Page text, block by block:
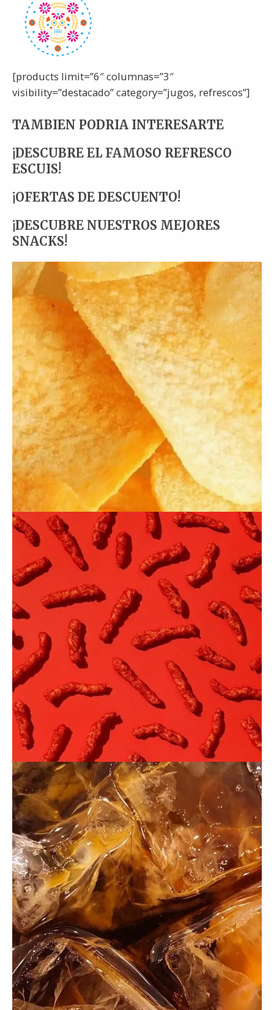
[products limit=”6″ columnas=”3″
visibility=”destacado” category=”jugos, refrescos”]
TAMBIEN PODRIA INTERESARTE
¡DESCUBRE EL FAMOSO REFRESCO
ESCUIS!
¡OFERTAS DE DESCUENTO!
¡DESCUBRE NUESTROS MEJORES
SNACKS!